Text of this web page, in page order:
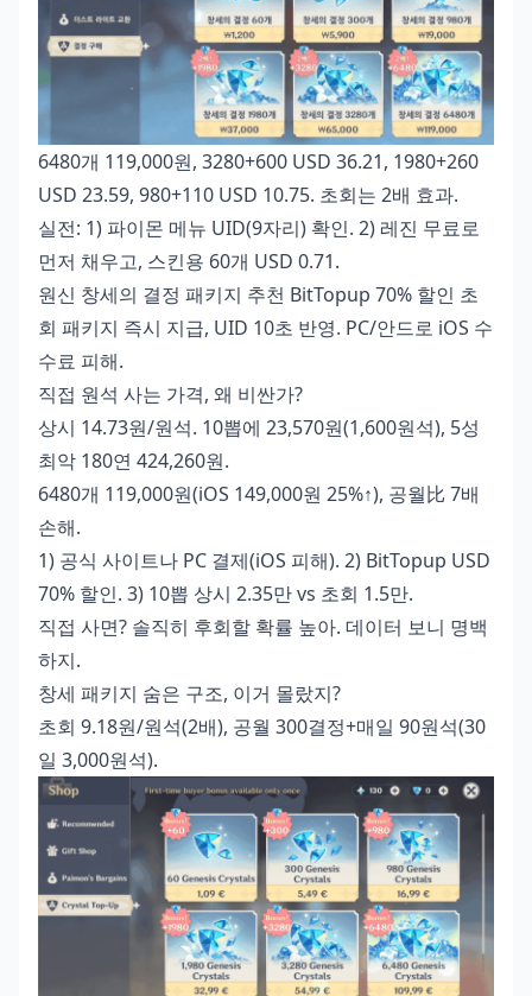
6480개 119,000원, 3280+600 USD 36.21, 1980+260
USD 23.59, 980+110 USD 10.75. 초회는 2배 효과.
실전: 1) 파이몬 메뉴 UID(9자리) 확인. 2) 레진 무료로
먼저 채우고, 스킨용 60개 USD 0.71.
원신 창세의 결정 패키지 추천 BitTopup 70% 할인 초
회 패키지 즉시 지급, UID 10초 반영. PC/안드로 iOS 수
수료 피해.
직접 원석 사는 가격, 왜 비싼가?
상시 14.73원/원석. 10뽑에 23,570원(1,600원석), 5성
최악 180연 424,260원.
6480개 119,000원(iOS 149,000원 25%↑), 공월比 7배
손해.
1) 공식 사이트나 PC 결제(iOS 피해). 2) BitTopup USD
70% 할인. 3) 10뽑 상시 2.35만 vs 초회 1.5만.
직접 사면? 솔직히 후회할 확률 높아. 데이터 보니 명백
하지.
창세 패키지 숨은 구조, 이거 몰랐지?
초회 9.18원/원석(2배), 공월 300결정+매일 90원석(30
일 3,000원석).